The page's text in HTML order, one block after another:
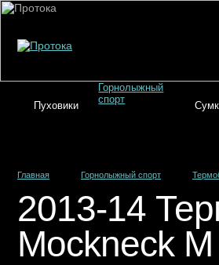
Пуховики
Горнолыжный
спорт
Главная Горнолыжный спорт
2013-14
Mockneck